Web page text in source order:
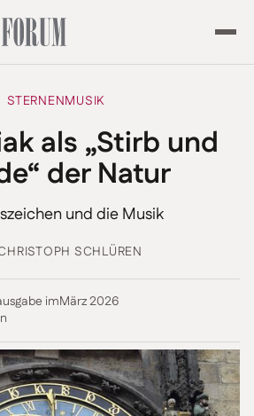
STERNENMUSIK
als „Stirb und
der Natur
und die Musik
SCHLÜREN
imMärz 2026